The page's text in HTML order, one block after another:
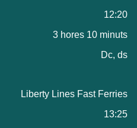
12:20
3 hores 10 minuts
Dc, ds
Liberty Lines Fast Ferries
13:25